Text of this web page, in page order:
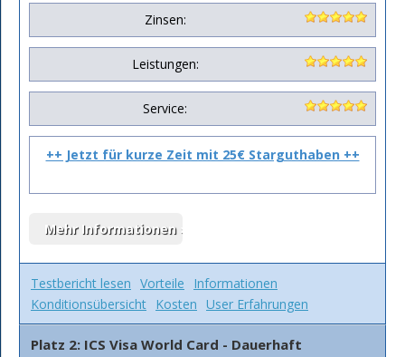
Zinsen:
Leistungen:
Service:
++ Jetzt für kurze Zeit mit 25€ Starguthaben ++
Testbericht lesen Vorteile
Informationen
Konditionsübersicht Kosten User Erfahrungen
Platz 2: ICS Visa World Card - Dauerhaft